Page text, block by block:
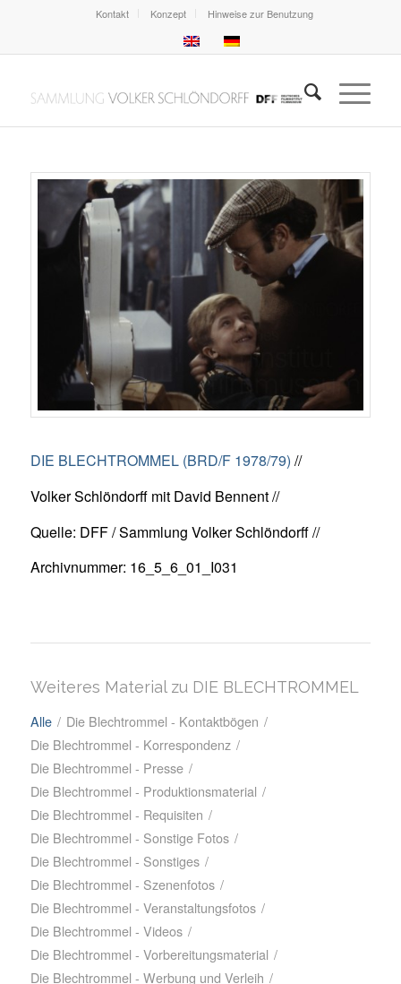
Kontakt Konzept Hinweise zur Benutzung
DIE BLECHTROMMEL (BRD/F 1978/79) //
Volker Schlöndorff mit David Bennent //
Quelle: DFF / Sammlung Volker Schlöndorff //
Archivnummer: 16_5_6_01_I031
Weiteres Material zu DIE BLECHTROMMEL
Alle / Die Blechtrommel - Kontaktbögen /
Die Blechtrommel - Korrespondenz /
Die Blechtrommel - Presse /
Die Blechtrommel - Produktionsmaterial /
Die Blechtrommel - Requisiten /
Die Blechtrommel - Sonstige Fotos /
Die Blechtrommel - Sonstiges /
Die Blechtrommel - Szenenfotos /
Die Blechtrommel - Veranstaltungsfotos /
Die Blechtrommel - Videos /
Die Blechtrommel - Vorbereitungsmaterial /
Die Blechtrommel - Werbung und Verleih /